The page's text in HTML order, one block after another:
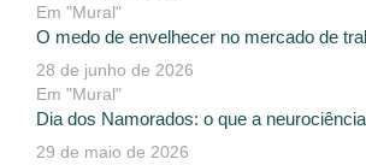
Em "Mural"
O medo de envelhecer no mercado de
28 de junho de 2026
Em "Mural"
Dia dos Namorados: o que a
29 de maio de 2026